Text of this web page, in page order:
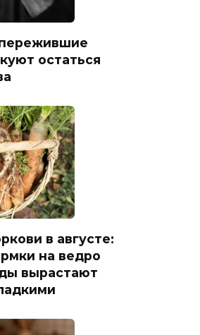
остаться
в августе:
на ведро
вырастают